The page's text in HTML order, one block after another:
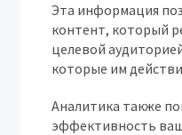
Эта информация
контент, который
целевой
которые им
Аналитика также
эффективность